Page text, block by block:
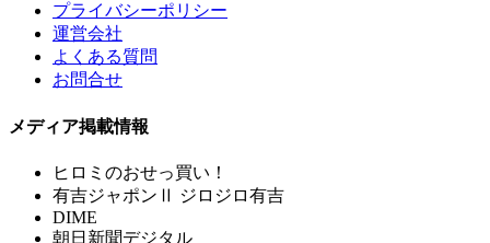
プライバシーポリシー
運営会社
よくある質問
お問合せ
メディア掲載情報
ヒロミのおせっ買い！
有吉ジャポンⅡ ジロジロ有吉
DIME
朝日新聞デジタル